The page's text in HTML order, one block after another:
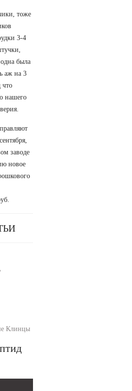
тоже
3-4
была
аж на 3
что
нашего
заводе
новое
Клинцы